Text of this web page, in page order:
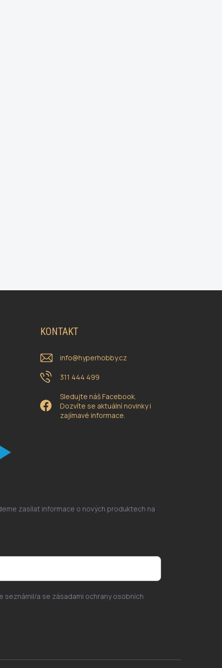
KONTAKT
info@hyperhobby.cz
311 444 499
Sledujte náš Facebook.
Dozvíte se aktuální novinky i
zajímavé informace.
zasílat informace o nových produktech na
seznámil/a se zásadami ochrany osobních